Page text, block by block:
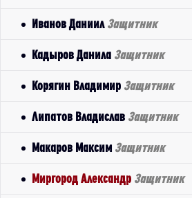
Иванов Даниил Защитник
Кадыров Данила Защитник
Корягин Владимир Защитник
Липатов Владислав Защитник
Макаров Максим Защитник
Миргород Александр Защитник